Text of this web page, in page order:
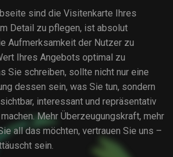
sind die Visitenkarte Ihres
Detail zu pflegen, ist absolut
Aufmerksamkeit der Nutzer zu
Ihres Angebots optimal zu
Sie schreiben, sollte nicht nur eine
dessen sein, was Sie tun, sondern
interessant und repräsentativ
Mehr Überzeugungskraft, mehr
all das möchten, vertrauen Sie uns –
sein.